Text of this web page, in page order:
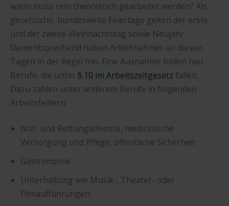
wann muss rein theoretisch gearbeitet werden? Als
gesetzliche, bundesweite Feiertage gelten der erste
und der zweite Weihnachtstag sowie Neujahr.
Dementsprechend haben Arbeitnehmer an diesen
Tagen in der Regel frei. Eine Ausnahme bilden hier
Berufe, die unter § 10 im Arbeitszeitgesetz fallen.
Dazu zählen unter anderem Berufe in folgenden
Arbeitsfeldern:
Not- und Rettungsdienste, medizinische
Versorgung und Pflege, öffentliche Sicherheit
Gastronomie
Unterhaltung wie Musik-, Theater- oder
Filmaufführungen